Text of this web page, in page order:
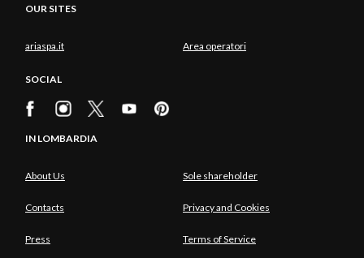
OUR SITES
ariaspa.it Area operatori
SOCIAL
IN LOMBARDIA
About Us Sole shareholder
Contacts Privacy and Cookies
Press Terms of Service